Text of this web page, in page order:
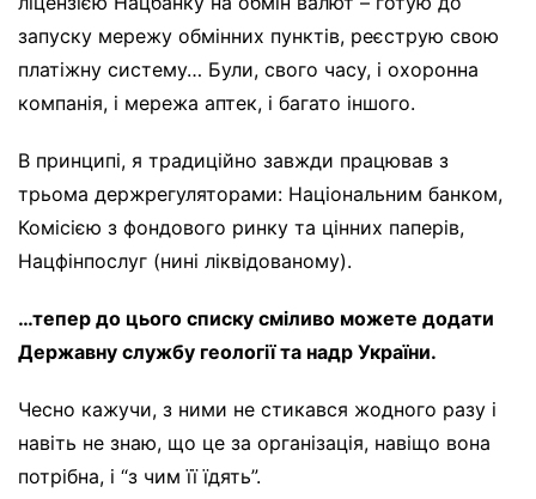
запуску мережу обмінних пунктів, реєструю свою
платіжну систему… Були, свого часу, і охоронна
компанія, і мережа аптек, і багато іншого.
В принципі, я традиційно завжди працював з
трьома держрегуляторами: Національним банком,
Комісією з фондового ринку та цінних паперів,
Нацфінпослуг (нині ліквідованому).
…тепер до цього списку сміливо можете додати
Державну службу геології та надр України.
Чесно кажучи, з ними не стикався жодного разу і
навіть не знаю, що це за організація, навіщо вона
потрібна, і “з чим її їдять”.